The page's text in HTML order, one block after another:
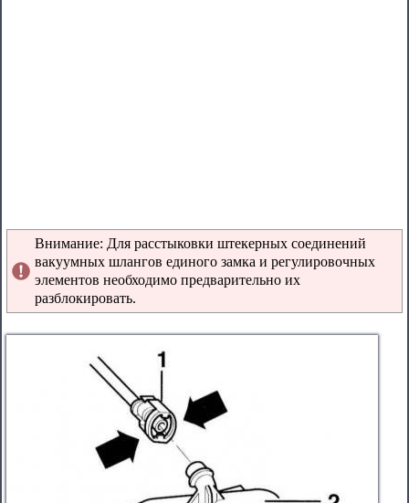
Внимание: Для расстыковки штекерных соединений
вакуумных шлангов единого замка и регулировочных
элементов необходимо предварительно их
разблокировать.